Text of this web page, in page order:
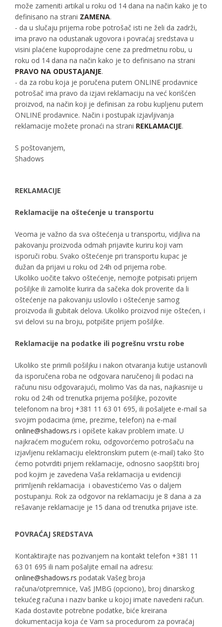
može zameniti artikal u roku od 14 dana na način kako je to
definisano na strani ZAMENA.
- da u slučaju prijema robe potrošač isti ne želi da zadrži,
ima pravo na odustanak ugovora i povraćaj sredstava u
visini plaćene kupoprodajne cene za predmetnu robu, u
roku od 14 dana na način kako je to definisano na strani
PRAVO NA ODUSTAJANJE.
- da za robu koja je poručena putem ONLINE prodavnice
potrošač ima pravo da izjavi reklamaciju na već korišćen
proizvod, na način koji je definisan za robu kupljenu putem
ONLINE prodavnice. Način i postupak izjavljivanja
reklamacije možete pronaći na strani REKLAMACIJE.
S poštovanjem,
Shadows
REKLAMACIJE
Reklamacije na oštećenje u transportu
Veoma je važno da sva oštećenja u transportu, vidjliva na
pakovanju proizvoda odmah prijavite kuriru koji vam
isporuči robu. Svako oštećenje pri transportu kupac je
dužan da prijavi u roku od 24h od prijema robe.
Ukoliko uočite takvo oštećenje, nemojte potpisati prijem
pošiljke ili zamolite kurira da sačeka dok proverite da li
oštećenje na pakovanju uslovilo i oštećenje samog
proizvoda ili gubitak delova. Ukoliko proizvod nije oštećen, i
svi delovi su na broju, potpišite prijem pošiljke.
Reklamacije na podatke ili pogrešnu vrstu robe
Ukoliko ste primili pošiljku i nakon otvaranja kutije ustanovili
da isporučena roba ne odgovara naručenoj ili podaci na
računu nisu odgovarajući, molimo Vas da nas, najkasnije u
roku od 24h od trenutka prijema pošiljke, pozovite
telefonom na broj +381 11 63 01 695, ili pošaljete e-mail sa
svojim podacima (ime, prezime, telefon) na e-mail
online@shadows.rs i opišete kakav problem imate. U
najkraćem mogućem roku, odgovorćemo potrošaču na
izjavljenu reklamaciju elektronskim putem (e-mail) tako što
ćemo potvrditi prijem reklamacije, odnosno saopštiti broj
pod kojim je zavedena Vaša reklamacija u evidenciji
primljenih reklamacija i obavestićemo Vas o daljem
postupanju. Rok za odgovor na reklamaciju je 8 dana a za
rešavanje reklamacije je 15 dana od trenutka prijave iste.
POVRAĆAJ SREDSTAVA
Kontaktirajte nas pozivanjem na kontakt telefon +381 11
63 01 695 ili nam pošaljite email na adresu:
online@shadows.rs podatak Vašeg broja
računa/otpremnice, Vaš JMBG (opciono), broj dinarskog
tekućeg računa i naziv banke u kojoj imate navedeni račun.
Kada dostavite potrebne podatke, biće kreirana
dokumentacija koja će Vam sa procedurom za povraćaj